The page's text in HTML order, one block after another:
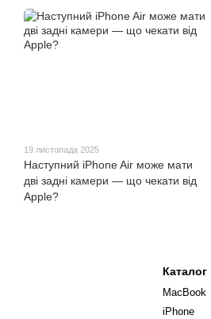
19 листопада 2025
Наступний iPhone Air може мати
дві задні камери — що чекати від
Apple?
Каталог
MacBook
iPhone